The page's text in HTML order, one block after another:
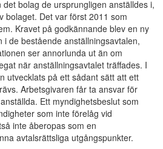
bolag de ursprungligen anställdes i,
bolaget. Det var först 2011 som
Kravet på godkännande blev en ny
de bestående anställningsavtalen,
ser annorlunda ut än om
när anställningsavtalet träffades. I
utvecklats på ett sådant sätt att ett
Arbetsgivaren får ta ansvar för
Ett myndighetsbeslut som
som inte förelåg vid
inte åberopas som en
avtalsrättsliga utgångspunkter.